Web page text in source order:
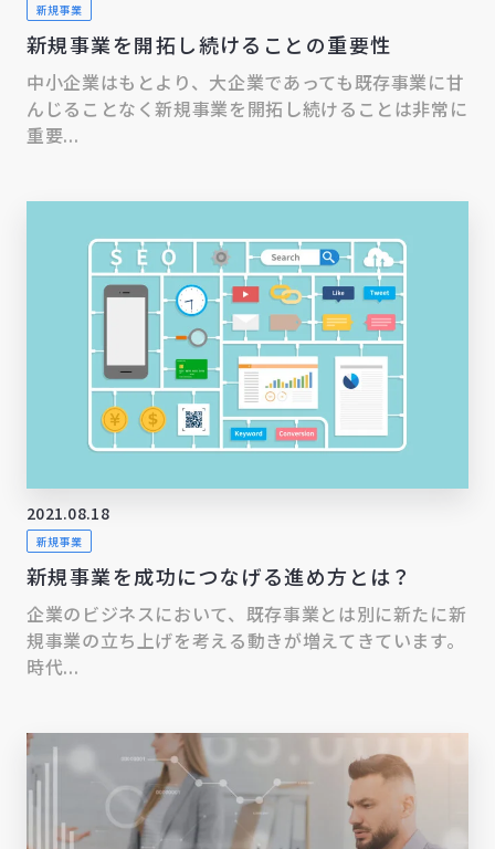
新規事業
新規事業を開拓し続けることの重要性
中小企業はもとより、大企業であっても既存事業に甘
んじることなく新規事業を開拓し続けることは非常に
重要...
2021.08.18
新規事業
新規事業を成功につなげる進め方とは？
企業のビジネスにおいて、既存事業とは別に新たに新
規事業の立ち上げを考える動きが増えてきています。
時代...